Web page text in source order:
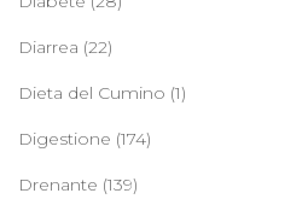
Diarrea (22)
Dieta del Cumino (1)
Digestione (174)
Drenante (139)